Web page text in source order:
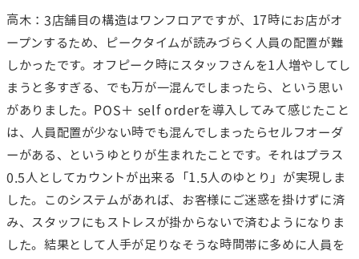
高木：3店舗目の構造はワンフロアですが、17時にお店がオ
ープンするため、ピークタイムが読みづらく人員の配置が難
しかったです。オフピーク時にスタッフさんを1人増やしてし
まうと多すぎる、でも万が一混んでしまったら、という思い
がありました。POS＋ self orderを導入してみて感じたこと
は、人員配置が少ない時でも混んでしまったらセルフオーダ
ーがある、というゆとりが生まれたことです。それはプラス
0.5人としてカウントが出来る「1.5人のゆとり」が実現しま
した。このシステムがあれば、お客様にご迷惑を掛けずに済
み、スタッフにもストレスが掛からないで済むようになりま
した。結果として人手が足りなそうな時間帯に多めに人員を